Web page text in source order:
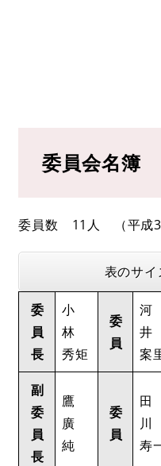
委員会名簿
委員数 11人 （平成
表のサ
委
員
長
小
林
秀矩
委
員
河
井
案
副
委
員
長
鷹
廣
純
委
員
田
川
寿